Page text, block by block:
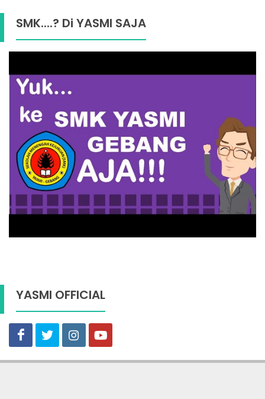
SMK....? Di YASMI SAJA
YASMI OFFICIAL